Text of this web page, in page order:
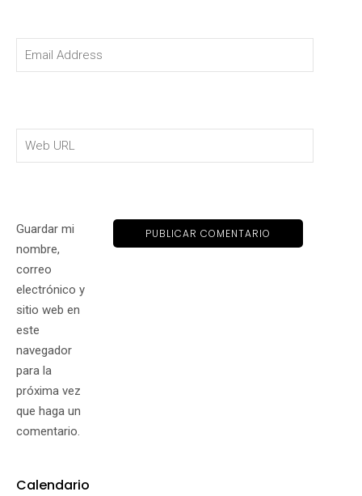
Guardar mi
nombre,
correo
electrónico y
sitio web en
este
navegador
para la
próxima vez
que haga un
comentario.
Calendario